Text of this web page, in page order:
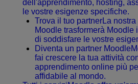
dell'apprendimento, hosting,
le vostre esigenze specifiche.
Trova il tuo partnerLa
Moodle trasformerà
di soddisfare le vostre
Diventa un partner Moodle
fai crescere la tua attività
apprendimento online più
affidabile al mondo.